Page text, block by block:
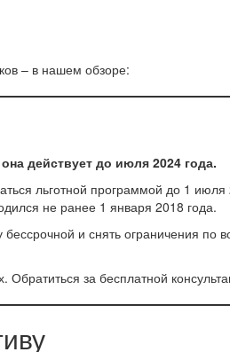
– в нашем обзоре:
действует до июля 2024 года.
льготной программой до 1
не ранее 1 января 2018 года.
бессрочной и снять ограничения по
Обратиться за бесплатной